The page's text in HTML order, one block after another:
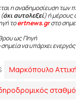
η αναδημοσίευση των
όχι αυτολεξεί) ή μέρους
τοertnews.grστο
ως Πηγή
να υπάρχει
Μαρκόπουλο